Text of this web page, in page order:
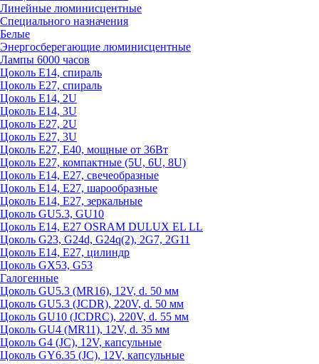
Линейные люминисцентные
Специального назначения
Белые
Энергосберегающие люминисцентные
Лампы 6000 часов
Цоколь Е14, спираль
Цоколь Е27, спираль
Цоколь Е14, 2U
Цоколь Е14, 3U
Цоколь Е27, 2U
Цоколь Е27, 3U
Цоколь Е27, Е40, мощные от 36Вт
Цоколь Е27, компактные (5U, 6U, 8U)
Цоколь Е14, Е27, свечеобразные
Цоколь Е14, Е27, шарообразные
Цоколь Е14, Е27, зеркальные
Цоколь GU5.3, GU10
Цоколь Е14, Е27 OSRAM DULUX EL LL
Цоколь G23, G24d, G24q(2), 2G7, 2G11
Цоколь Е14, Е27, цилиндр
Цоколь GX53, G53
Галогенные
Цоколь GU5.3 (MR16), 12V, d. 50 мм
Цоколь GU5.3 (JCDR), 220V, d. 50 мм
Цоколь GU10 (JCDRC), 220V, d. 55 мм
Цоколь GU4 (MR11), 12V, d. 35 мм
Цоколь G4 (JC), 12V, капсульные
Цоколь GY6.35 (JC), 12V, капсульные